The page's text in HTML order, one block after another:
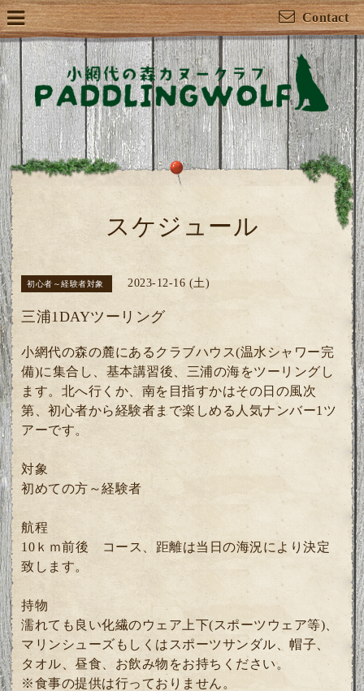
Contact
スケジュール
初心者～経験者対象 2023-12-16 (土)
三浦1DAYツーリング
小網代の森の麓にあるクラブハウス(温水シャワー完
備)に集合し、基本講習後、三浦の海をツーリングし
ます。北へ行くか、南を目指すかはその日の風次
第、初心者から経験者まで楽しめる人気ナンバー1ツ
アーです。
対象
初めての方～経験者
航程
10ｋｍ前後 コース、距離は当日の海況により決定
致します。
持物
濡れても良い化繊のウェア上下(スポーツウェア等)、
マリンシューズもしくはスポーツサンダル、帽子、
タオル、昼食、お飲み物をお持ちください。
※食事の提供は行っておりません。